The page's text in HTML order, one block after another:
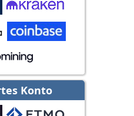
Konto